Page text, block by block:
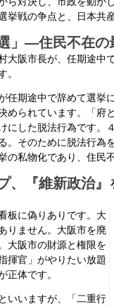
挙戦の争点と、日本共
」―住民不在
阪市長が、任期途中
。
期途中で辞めて選挙
められています。「府
にした脱法行為です。
。そのために脱法行為
私物化であり、住民
、『維新政治
板に偽りありです。大
りません。大阪市を廃
大阪市の財源と権限を
揮官」がやりたい放題
正体です。
いいますが、「二重行